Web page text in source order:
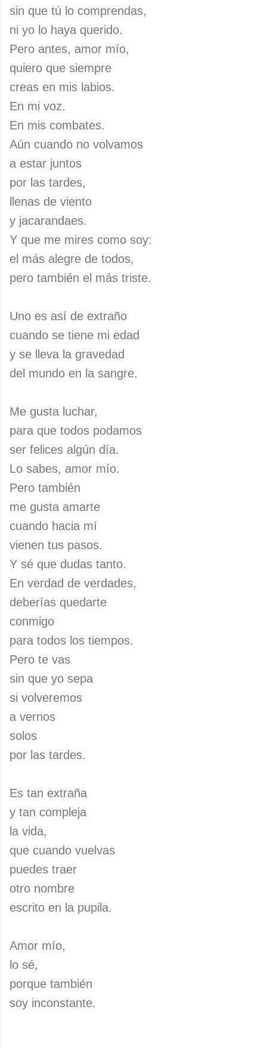
sin que tú lo comprendas,
ni yo lo haya querido.
Pero antes, amor mío,
quiero que siempre
creas en mis labios.
En mi voz.
En mis combates.
Aún cuando no volvamos
a estar juntos
por las tardes,
llenas de viento
y jacarandaes.
Y que me mires como soy:
el más alegre de todos,
pero también el más triste.
Uno es así de extraño
cuando se tiene mi edad
y se lleva la gravedad
del mundo en la sangre.
Me gusta luchar,
para que todos podamos
ser felices algún día.
Lo sabes, amor mío.
Pero también
me gusta amarte
cuando hacia mí
vienen tus pasos.
Y sé que dudas tanto.
En verdad de verdades,
deberías quedarte
conmigo
para todos los tiempos.
Pero te vas
sin que yo sepa
si volveremos
a vernos
solos
por las tardes.
Es tan extraña
y tan compleja
la vida,
que cuando vuelvas
puedes traer
otro nombre
escrito en la pupila.
Amor mío,
lo sé,
porque también
soy inconstante.